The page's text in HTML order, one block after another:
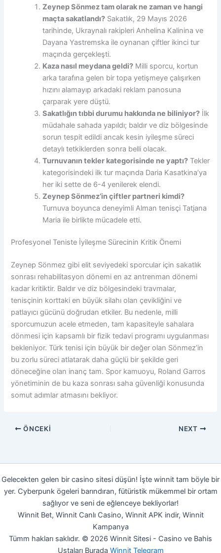
Zeynep Sönmez tam olarak ne zaman ve hangi
maçta sakatlandı? Sakatlık, 29 Mayıs 2026
tarihinde, Ukraynalı rakipleri Anhelina Kalinina ve
Dayana Yastremska ile oynanan çiftler ikinci tur
maçında gerçekleşti.
Kaza nasıl meydana geldi? Milli sporcu, kortun
arka tarafına gelen bir topa yetişmeye çalışırken
hızını alamayıp arkadaki reklam panosuna
çarparak yere düştü.
Sakatlığın tıbbi durumu hakkında ne biliniyor? İlk
müdahale sahada yapıldı; baldır ve diz bölgesinde
sorun tespit edildi ancak kesin iyileşme süreci
detaylı tetkiklerden sonra belli olacak.
Turnuvanın tekler kategorisinde ne yaptı? Tekler
kategorisindeki ilk tur maçında Daria Kasatkina’ya
her iki sette de 6-4 yenilerek elendi.
Zeynep Sönmez’in çiftler partneri kimdi?
Turnuva boyunca deneyimli Alman tenisçi Tatjana
Maria ile birlikte mücadele etti.
Profesyonel Teniste İyileşme Sürecinin Kritik Önemi
Zeynep Sönmez gibi elit seviyedeki sporcular için sakatlık
sonrası rehabilitasyon dönemi en az antrenman dönemi
kadar kritiktir. Baldır ve diz bölgesindeki travmalar,
tenisçinin korttaki en büyük silahı olan çevikliğini ve
patlayıcı gücünü doğrudan etkiler. Bu nedenle, milli
sporcumuzun acele etmeden, tam kapasiteyle sahalara
dönmesi için kapsamlı bir fizik tedavi programı uygulanması
bekleniyor. Türk tenisi için büyük bir değer olan Sönmez’in
bu zorlu süreci atlatarak daha güçlü bir şekilde geri
döneceğine olan inanç tam. Spor kamuoyu, Roland Garros
yönetiminin de bu kaza sonrası saha güvenliği konusunda
somut adımlar atmasını bekliyor.
ÖNCEKI NEXT
Gelecekten gelen bir casino sitesi düşün! İşte winnit tam böyle bir
yer. Cyberpunk ögeleri barındıran, fütüristik mükemmel bir ortam
sağlıyor ve seni de eğlenceye bekliyorlar!
Winnit Bet, Winnit Canlı Casino, Winnit APK indir, Winnit
Kampanya
Tümm hakları saklıdır. © 2026 Winnit Sitesi - Casino ve Bahis
Ustaları Burada Winnit Telegram